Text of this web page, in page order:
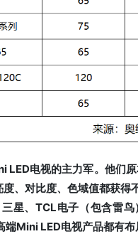
LED电视的主力军。他们
、对比度、色域值都获
星、TCL电子（包含雷
端Mini LED电视产品都有